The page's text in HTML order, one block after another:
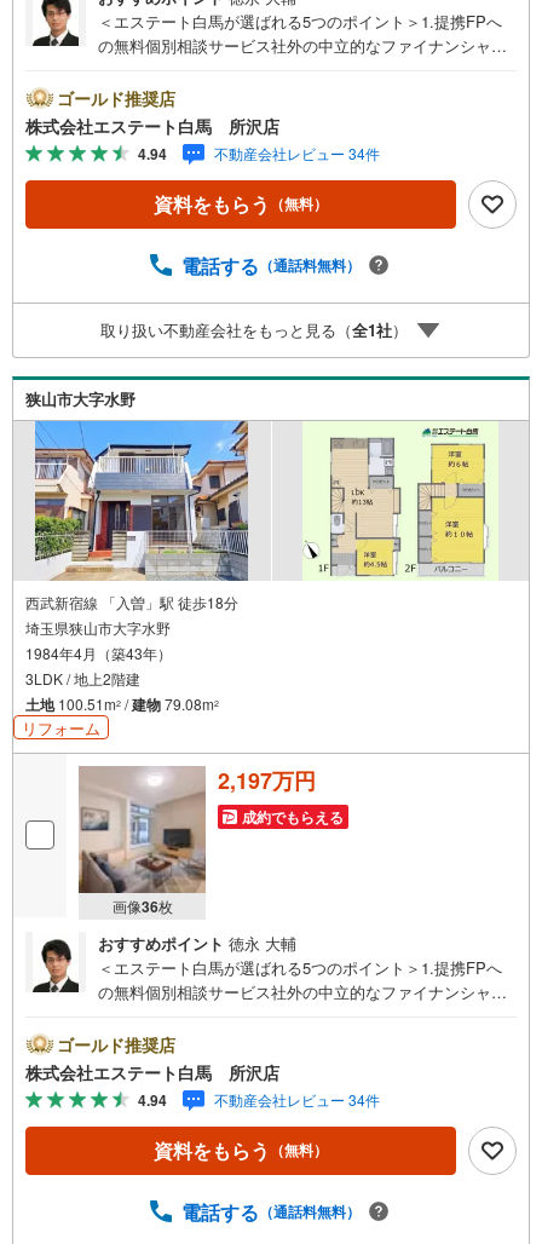
＜エステート白馬が選ばれる5つのポイント＞1.提携FPへ
の無料個別相談サービス社外の中立的なファイナンシャル
や学費等も含めてシミュレーションをご提案できます2.物
件情報が豊富所沢市を中心にたくさんの情報をご用意して
おります。インターネット広告前の物件も多数取り揃えて
おります。お客様のご希望エリアをお申し付けください。
3.自社グループでリフォーム、新築請負所沢店の3階はリフ
ォーム、注文建築部門の相談スペースです。一級建築士を
て、リフォームや注文建築についてご相談頂けます4.年中
～19:00 この時間はお電話でのお問合わせがスムーズです
5.お子様連れでおこしくださいキッズスペース、授乳室、
オムツ替えベッド、アンパンマンジュースをご用意してお
ります。ご見学ご希望の方は、右上の“室内・現地を見学す
る（無料）をボタンからご予約ください。
ゴールド推奨店
株式会社エステート白馬 所沢店
4.94 不動産会社レビュー 34件
資料をもらう （無料）
電話する （通話料無料）
取り扱い不動産会社をもっと見る（全1社）
狭山市大字水野
西武新宿線 「入曽」駅 徒歩18分
埼玉県狭山市大字水野
1984年4月（築43年）
3LDK / 地上2階建
土地100.51m2 /建物79.08m2
リフォーム
画像36枚
2,197万円
成約でもらえる
おすすめポイント 徳永 大輔
＜エステート白馬が選ばれる5つのポイント＞1.提携FPへ
の無料個別相談サービス社外の中立的なファイナンシャル
や学費等も含めてシミュレーションをご提案できます2.物
件情報が豊富所沢市を中心にたくさんの情報をご用意して
おります。インターネット広告前の物件も多数取り揃えて
おります。お客様のご希望エリアをお申し付けください。
3.自社グループでリフォーム、新築請負所沢店の3階はリフ
ォーム、注文建築部門の相談スペースです。一級建築士を
て、リフォームや注文建築についてご相談頂けます4.年中
ゴールド推奨店
株式会社エステート白馬 所沢店
4.94 不動産会社レビュー 34件
資料をもらう （無料）
電話する （通話料無料）